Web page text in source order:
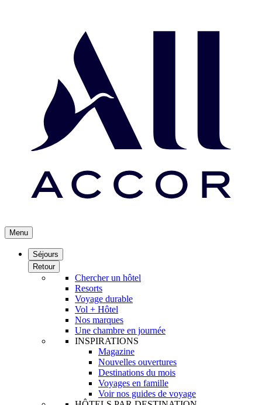
Menu
Séjours
Retour
Chercher un hôtel
Resorts
Voyage durable
Vol + Hôtel
Nos marques
Une chambre en journée
INSPIRATIONS
Magazine
Nouvelles ouvertures
Destinations du mois
Voyages en famille
Voir nos guides de voyage